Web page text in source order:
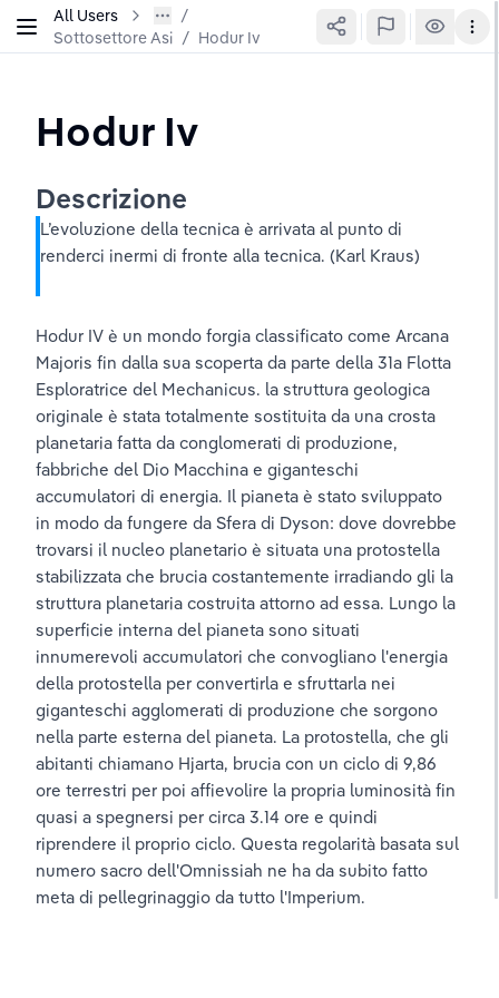
All Users
Sottosettore Asi / Hodur Iv
Hodur Iv
Descrizione
L’evoluzione della tecnica è arrivata al punto di
renderci inermi di fronte alla tecnica. (Karl Kraus)
Hodur IV è un mondo forgia classificato come Arcana
Majoris fin dalla sua scoperta da parte della 31a Flotta
Esploratrice del Mechanicus. la struttura geologica
originale è stata totalmente sostituita da una crosta
planetaria fatta da conglomerati di produzione,
fabbriche del Dio Macchina e giganteschi
accumulatori di energia. Il pianeta è stato sviluppato
in modo da fungere da Sfera di Dyson: dove dovrebbe
trovarsi il nucleo planetario è situata una protostella
stabilizzata che brucia costantemente irradiando gli la
struttura planetaria costruita attorno ad essa. Lungo la
superficie interna del pianeta sono situati
innumerevoli accumulatori che convogliano l'energia
della protostella per convertirla e sfruttarla nei
giganteschi agglomerati di produzione che sorgono
nella parte esterna del pianeta. La protostella, che gli
abitanti chiamano Hjarta, brucia con un ciclo di 9,86
ore terrestri per poi affievolire la propria luminosità fin
quasi a spegnersi per circa 3.14 ore e quindi
riprendere il proprio ciclo. Questa regolarità basata sul
numero sacro dell'Omnissiah ne ha da subito fatto
meta di pellegrinaggio da tutto l'Imperium.